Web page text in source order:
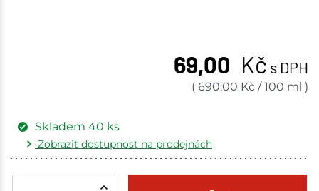
69,00 Kč s DPH
( 690,00 Kč /100 ml )
Skladem 40 ks
Zobrazit dostupnost na prodejnách